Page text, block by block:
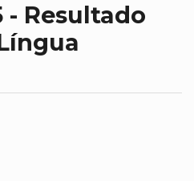
- Resultado